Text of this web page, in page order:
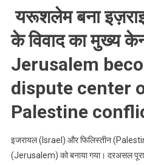
यरूशलेम बना
के विवाद का मुख्य
Jerusalem
dispute center
Palestine
इजरायल (Israel) और फिलिस्तीन
(Jerusalem) को बनाया गया। दरअसल